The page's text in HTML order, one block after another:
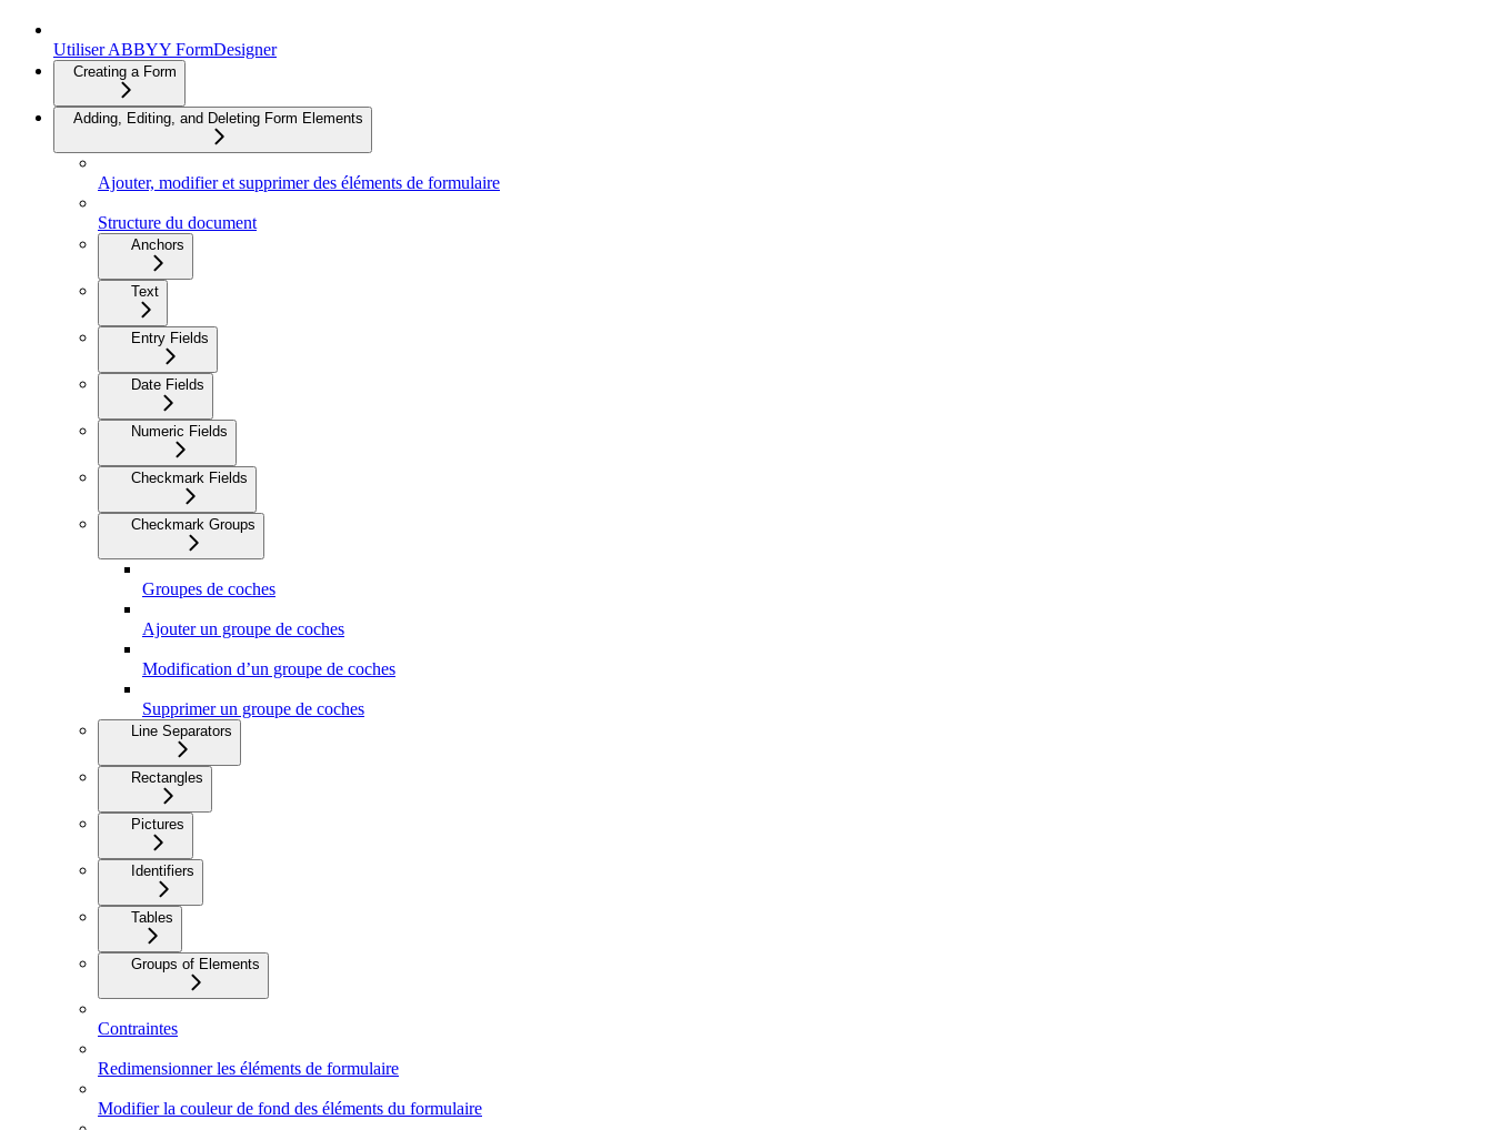
Utiliser ABBYY FormDesigner
Creating a Form
Adding, Editing, and Deleting Form Elements
Ajouter, modifier et supprimer des éléments de formulaire
Structure du document
Anchors
Text
Entry Fields
Date Fields
Numeric Fields
Checkmark Fields
Checkmark Groups
Groupes de coches
Ajouter un groupe de coches
Modification d’un groupe de coches
Supprimer un groupe de coches
Line Separators
Rectangles
Pictures
Identifiers
Tables
Groups of Elements
Contraintes
Redimensionner les éléments de formulaire
Modifier la couleur de fond des éléments du formulaire